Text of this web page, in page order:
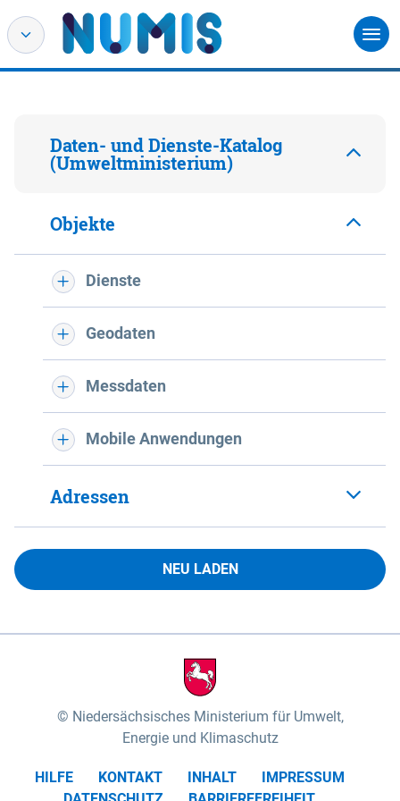
Daten- und Dienste-Katalog
(Umweltministerium)
Objekte
Dienste
Geodaten
Messdaten
Mobile Anwendungen
Adressen
NEU LADEN
Niedersächsisches Ministerium für Umwelt,
Energie und Klimaschutz
HILFE KONTAKT INHALT
IMPRESSUM